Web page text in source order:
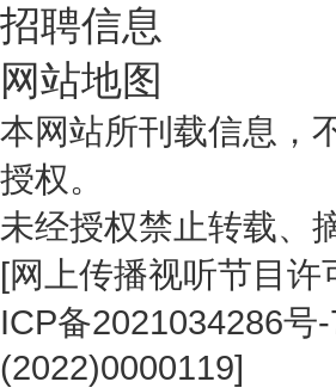
招聘信息
网站地图
本网站所刊载信息，
授权。
未经授权禁止转载、
[网上传播视听节目许
ICP备2021034286号
(2022)0000119]